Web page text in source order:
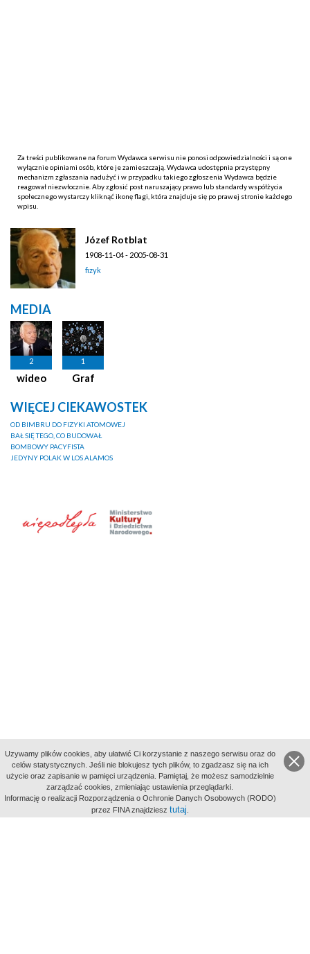
Za treści publikowane na forum Wydawca serwisu nie ponosi odpowiedzialności i są one
wyłącznie opiniami osób, które je zamieszczają. Wydawca udostępnia przystępny
mechanizm zgłaszania nadużyć i w przypadku takiego zgłoszenia Wydawca będzie
reagował niezwłocznie. Aby zgłosić post naruszający prawo lub standardy współżycia
społecznego wystarczy kliknąć ikonę flagi, która znajduje się po prawej stronie każdego
wpisu.
Józef Rotblat
1908-11-04 - 2005-08-31
fizyk
MEDIA
2
wideo
1
Graf
WIĘCEJ CIEKAWOSTEK
OD BIMBRU DO FIZYKI ATOMOWEJ
BAŁ SIĘ TEGO, CO BUDOWAŁ
BOMBOWY PACYFISTA
JEDYNY POLAK W LOS ALAMOS
aktywności
Uzywamy plików cookies, aby ułatwić Ci korzystanie z naszego serwisu oraz do
celów statystycznych. Jeśli nie blokujesz tych plików, to zgadzasz się na ich
użycie oraz zapisanie w pamięci urządzenia. Pamiętaj, że możesz samodzielnie
zarządzać cookies, zmieniając ustawienia przeglądarki.
Informację o realizacji Rozporządzenia o Ochronie Danych Osobowych (RODO)
przez FINA znajdziesz tutaj